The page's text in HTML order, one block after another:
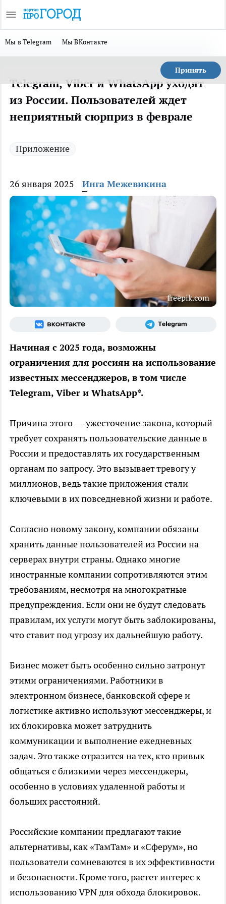
Мы в Telegram Мы ВКонтакте
Принять
Telegram, Viber и WhatsApp уходят
из России. Пользователей ждет
неприятный сюрприз в феврале
Приложение
26 января 2025 Инга Межевикина
freepik.com
Начиная с 2025 года, возможны
ограничения для россиян на использование
известных мессенджеров, в том числе
Telegram, Viber и WhatsApp*.
Причина этого — ужесточение закона, который
требует сохранять пользовательские данные в
России и предоставлять их государственным
органам по запросу. Это вызывает тревогу у
миллионов, ведь такие приложения стали
ключевыми в их повседневной жизни и работе.
Согласно новому закону, компании обязаны
хранить данные пользователей из России на
серверах внутри страны. Однако многие
иностранные компании сопротивляются этим
требованиям, несмотря на многократные
предупреждения. Если они не будут следовать
правилам, их услуги могут быть заблокированы,
что ставит под угрозу их дальнейшую работу.
Бизнес может быть особенно сильно затронут
этими ограничениями. Работники в
электронном бизнесе, банковской сфере и
логистике активно используют мессенджеры, и
их блокировка может затруднить
коммуникации и выполнение ежедневных
задач. Это также отразится на тех, кто привык
общаться с близкими через мессенджеры,
особенно в условиях удаленной работы и
больших расстояний.
Российские компании предлагают такие
альтернативы, как «ТамТам» и «Сферум», но
пользователи сомневаются в их эффективности
и безопасности. Кроме того, растет интерес к
использованию VPN для обхода блокировок.